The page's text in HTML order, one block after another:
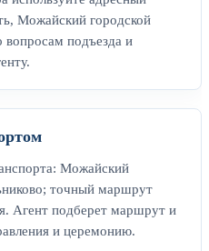
Можайский городской
вопросам подъезда и
Можайский
точный маршрут
Агент подберет маршрут и
и церемонию.